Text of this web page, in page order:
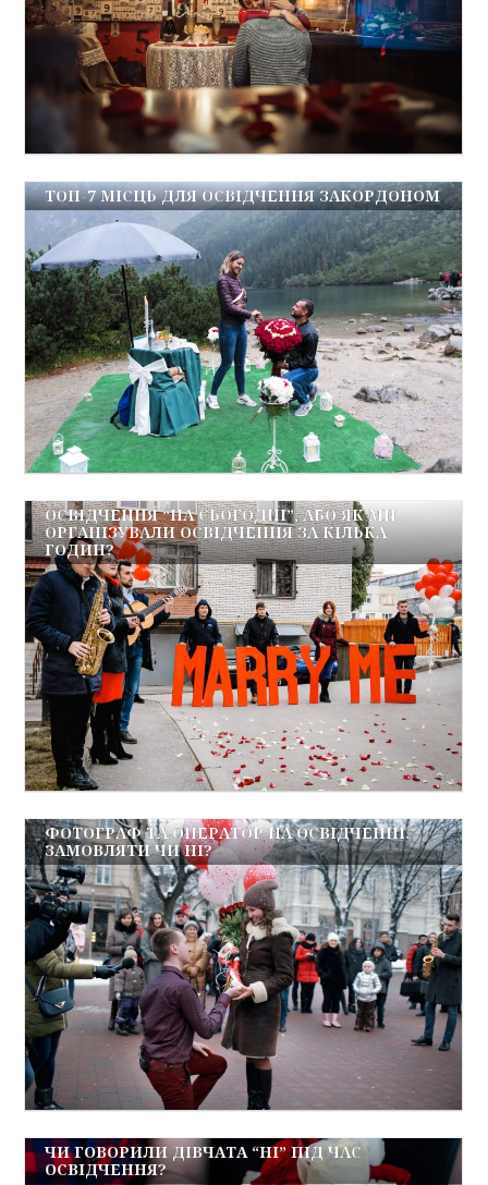
ТОП-7 МІСЦЬ ДЛЯ ОСВІДЧЕННЯ ЗАКОРДОНОМ
ОСВІДЧЕННЯ “НА СЬОГОДНІ”, АБО ЯК МИ
ОРГАНІЗУВАЛИ ОСВІДЧЕННЯ ЗА КІЛЬКА
ГОДИН?
ФОТОГРАФ ТА ОПЕРАТОР НА ОСВІДЧЕННІ.
ЗАМОВЛЯТИ ЧИ НІ?
ЧИ ГОВОРИЛИ ДІВЧАТА “НІ” ПІД ЧАС
ОСВІДЧЕННЯ?